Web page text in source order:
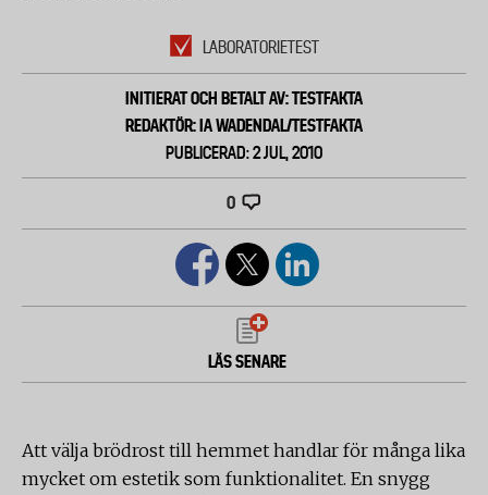
LABORATORIETEST
INITIERAT OCH BETALT AV: TESTFAKTA
REDAKTÖR: IA WADENDAL/TESTFAKTA
PUBLICERAD: 2 JUL, 2010
0
LÄS SENARE
Att välja brödrost till hemmet handlar för många lika
mycket om estetik som funktionalitet. En snygg